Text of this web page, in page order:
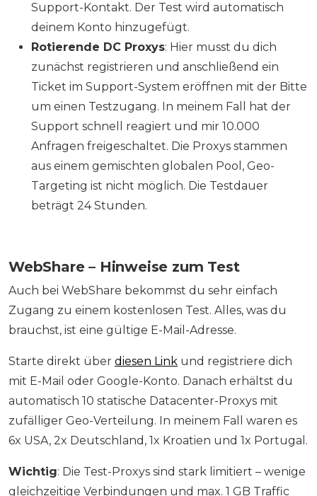
Support-Kontakt. Der Test wird automatisch
deinem Konto hinzugefügt.
Rotierende DC Proxys: Hier musst du dich
zunächst registrieren und anschließend ein
Ticket im Support-System eröffnen mit der Bitte
um einen Testzugang. In meinem Fall hat der
Support schnell reagiert und mir 10.000
Anfragen freigeschaltet. Die Proxys stammen
aus einem gemischten globalen Pool, Geo-
Targeting ist nicht möglich. Die Testdauer
beträgt 24 Stunden.
WebShare – Hinweise zum Test
Auch bei WebShare bekommst du sehr einfach
Zugang zu einem kostenlosen Test. Alles, was du
brauchst, ist eine gültige E-Mail-Adresse.
Starte direkt über diesen Link und registriere dich
mit E-Mail oder Google-Konto. Danach erhältst du
automatisch 10 statische Datacenter-Proxys mit
zufälliger Geo-Verteilung. In meinem Fall waren es
6x USA, 2x Deutschland, 1x Kroatien und 1x Portugal.
Wichtig: Die Test-Proxys sind stark limitiert – wenige
gleichzeitige Verbindungen und max. 1 GB Traffic